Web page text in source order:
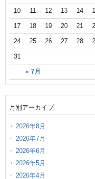
« 7月
10 11 12 13 14
17 18 19 20 21
24 25 26 27 28
31
月別アーカイブ
2026年8月
2026年7月
2026年6月
2026年5月
2026年4月